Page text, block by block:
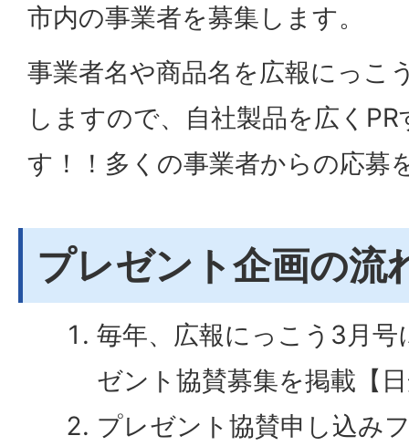
市内の事業者を募集します。
事業者名や商品名を広報にっこ
しますので、自社製品を広く
す！！多くの事業者からの応募
プレゼント企画の流
毎年、広報にっこう3月
ゼント協賛募集を掲載【
プレゼント協賛申し込み